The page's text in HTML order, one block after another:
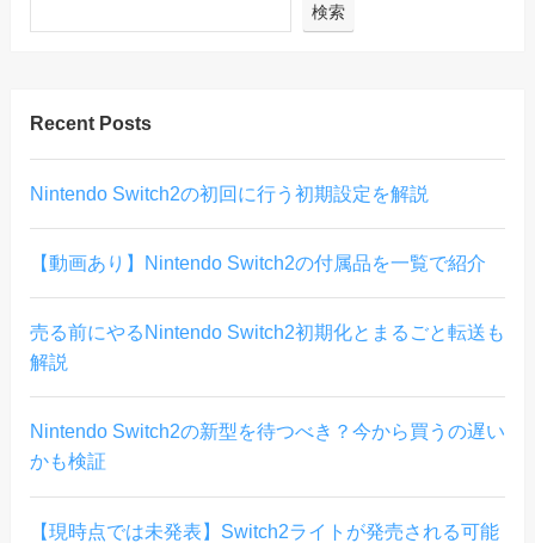
検索
Recent Posts
Nintendo Switch2の初回に行う初期設定を解説
【動画あり】Nintendo Switch2の付属品を一覧で紹介
売る前にやるNintendo Switch2初期化とまるごと転送も
解説
Nintendo Switch2の新型を待つべき？今から買うの遅い
かも検証
【現時点では未発表】Switch2ライトが発売される可能